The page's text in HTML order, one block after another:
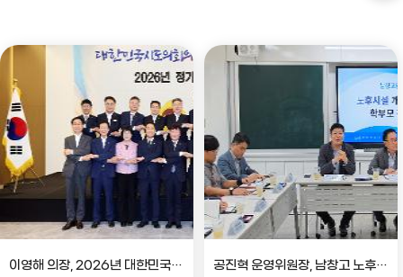
이영해 의장, 2026년 대한민국시도의회의장협의회 정기회 참석
공진혁 운영위원장, 남창고 노후시설 개선 위한 학부모 간담회